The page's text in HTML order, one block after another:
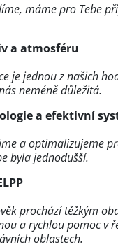
máme pro Tebe
a atmosféru
je jednou z našich
neméně důležitá.
a efektivní
a optimalizujeme
byla jednodušší.
prochází těžkým
a rychlou pomoc v
oblastech.